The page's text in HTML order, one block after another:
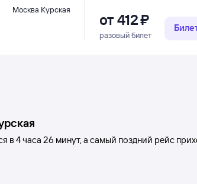
Москва Курская
от412 ⁠₽
разовый билет
в 4часа 26 минут, а самый поздний рейс